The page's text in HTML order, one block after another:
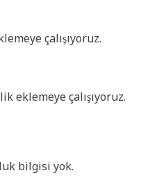
çalışıyoruz.
eklemeye çalışıyoruz.
bilgisi yok.